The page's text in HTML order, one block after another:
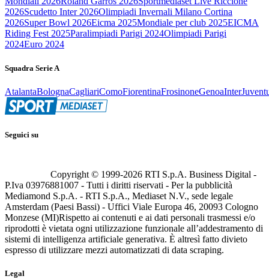
2026Scudetto Inter 2026Olimpiadi Invernali Milano Cortina
2026Super Bowl 2026Eicma 2025Mondiale per club 2025EICMA
Riding Fest 2025Paralimpiadi Parigi 2024Olimpiadi Parigi
2024Euro 2024
Squadra Serie A
AtalantaBolognaCagliariComoFiorentinaFrosinoneGenoaInter
Seguici su
Copyright © 1999-2026 RTI S.p.A. Business Digital -
P.Iva 03976881007 - Tutti i diritti riservati - Per la pubblicità
Mediamond S.p.A. - RTI S.p.A., Mediaset N.V., sede legale
Amsterdam (Paesi Bassi) - Uffici Viale Europa 46, 20093 Cologno
Monzese (MI)Rispetto ai contenuti e ai dati personali trasmessi e/o
riprodotti è vietata ogni utilizzazione funzionale all’addestramento di
sistemi di intelligenza artificiale generativa. È altresì fatto divieto
espresso di utilizzare mezzi automatizzati di data scraping.
Legal